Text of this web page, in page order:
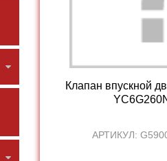
Клапан впускной
АРТИКУЛ: